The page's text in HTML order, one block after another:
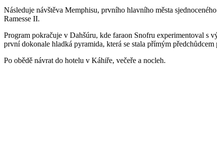
Následuje návštěva Memphisu, prvního hlavního města
Ramesse II.
Program pokračuje v Dahšúru, kde faraon Snofru experimentoval s
první dokonale hladká pyramida, která se stala přímým
Po obědě návrat do hotelu v Káhiře, večeře a nocleh.